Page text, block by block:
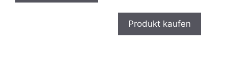
Produkt kaufen